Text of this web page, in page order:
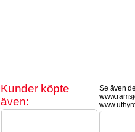
Kunder köpte
även:
Se även